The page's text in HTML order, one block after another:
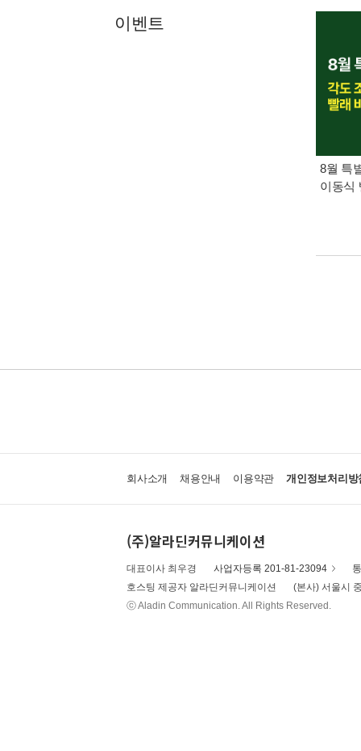
이벤트
8월 특
이동식
회사소개 채용안내 이용약관 개인정보처리방
(주)알라딘커뮤니케이션
대표이사 최우경 사업자등록 201-81-23094
호스팅 제공자 알라딘커뮤니케이션
(본사) 서울시
ⓒ Aladin Communication. All Rights Reserved.